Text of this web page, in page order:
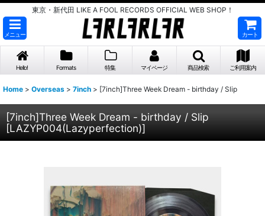
東京・新代田 LIKE A FOOL RECORDS OFFICIAL WEB SHOP！
メニュー カート
Hello! Formats 特集 マイページ 商品検索 ご利用案内
Home > Overseas > 7inch > [7inch]Three Week Dream - birthday / Slip
[7inch]Three Week Dream - birthday / Slip
[LAZYP004(Lazyperfection)]